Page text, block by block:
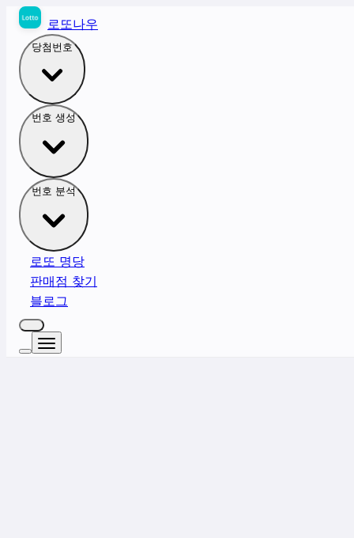
로또나우
당첨번호
번호 생성
번호 분석
로또 명당
판매점 찾기
블로그